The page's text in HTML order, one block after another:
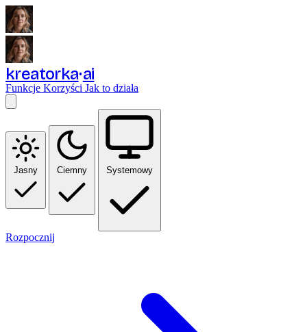
kreatorka ai
Funkcje Korzyści Jak to działa
Jasny Ciemny Systemowy
Rozpocznij